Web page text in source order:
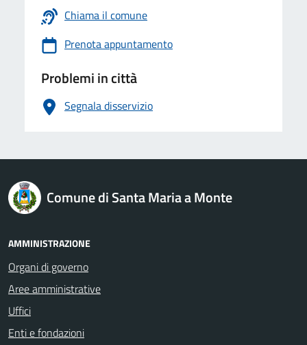
Chiama il comune
Prenota appuntamento
Problemi in città
Segnala disservizio
logo Unione Europea
Comune di Santa Maria a Monte
AMMINISTRAZIONE
Organi di governo
Aree amministrative
Uffici
Enti e fondazioni